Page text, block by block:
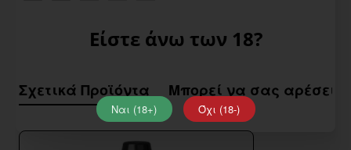
Είστε άνω των 18?
Ναι (18+) Όχι (18-)
Σχετικά Προϊόντα Μπορεί να σας αρέσει